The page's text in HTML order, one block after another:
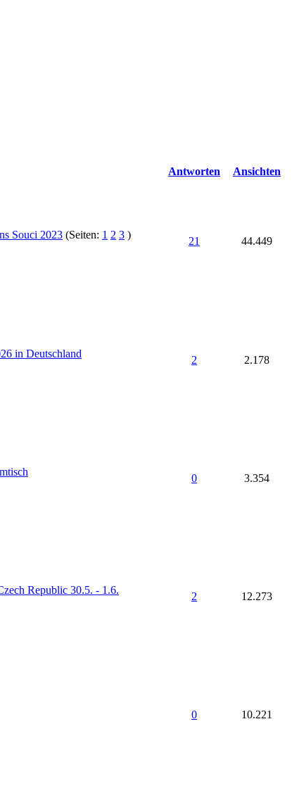
Antworten Ansichten
Souci 2023 (Seiten: 1 2 3 )
21 44.449
in Deutschland
2 2.178
0 3.354
Republic 30.5. - 1.6.
2 12.273
0 10.221